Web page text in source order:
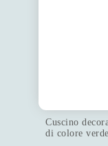
Cuscino
di colore